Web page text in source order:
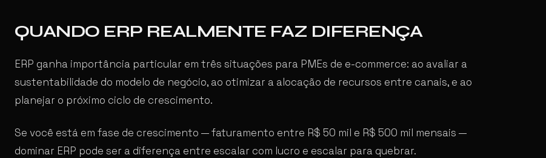
QUANDO ERP REALMENTE FAZ DIFERENÇA
ERP ganha importância particular em três situações para PMEs de e-commerce: ao avaliar a
sustentabilidade do modelo de negócio, ao otimizar a alocação de recursos entre canais, e ao
planejar o próximo ciclo de crescimento.
Se você está em fase de crescimento — faturamento entre R$ 50 mil e R$ 500 mil mensais —
dominar ERP pode ser a diferença entre escalar com lucro e escalar para quebrar.